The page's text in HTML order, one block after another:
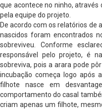
que acontece no ninho,
pela equipe do projeto.
De acordo com os relatórios
nascidos foram encontrados
sobreviveu. Conforme
responsável pelo projeto, é
sobreviva, pois a arara pode
incubação começa logo após
filhote nasce em
comportamento do casal
criam apenas um filhote,